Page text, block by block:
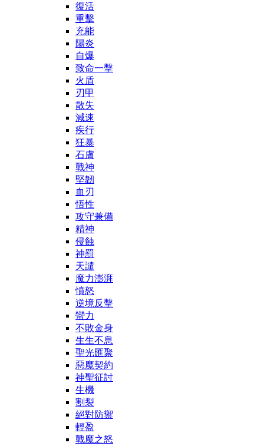
復活
重擊
充能
陽炎
自爆
致命一擊
火盾
刃甲
散失
減速
疾行
狂暴
石膚
戰神
堅韌
血刃
悟性
攻守兼備
精神
侵蝕
神罰
天譴
魔力澎湃
憤怒
逆境反擊
蠻力
不敗金身
生生不息
聖光匯聚
惡魔契約
神聖征討
生機
割裂
絕對防禦
輕盈
戰魔之怒